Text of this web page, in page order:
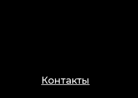
Контакты
Контакты